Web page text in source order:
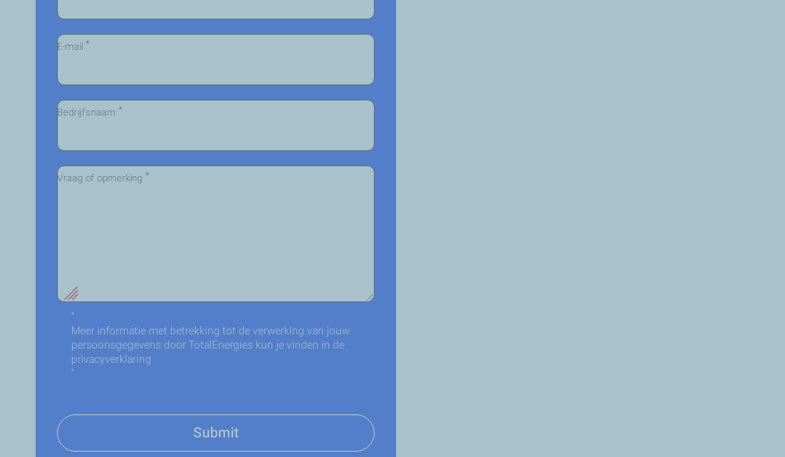
E-mail *
Bedrijfsnaam *
Vraag of opmerking *
"
Meer informatie met betrekking tot de verwerking van jouw
persoonsgegevens door TotalEnergies kun je vinden in de
privacyverklaring
"
Submit